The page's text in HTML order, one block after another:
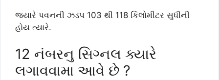
જ્યારે પવનની ઝડપ 103 થી 118 કિલોમીટર સુધીની
હોય ત્યારે.
12 નંબરનુ સિગ્નલ ક્યારે
લગાવવામા આવે છે ?